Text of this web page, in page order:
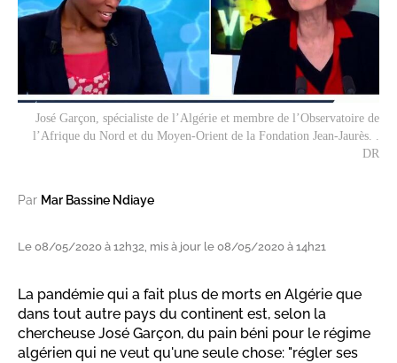
José Garçon, spécialiste de l’Algérie et membre de l’Observatoire de
l’Afrique du Nord et du Moyen-Orient de la Fondation Jean-Jaurès. .
DR
Par Mar Bassine Ndiaye
Le 08/05/2020 à 12h32, mis à jour le 08/05/2020 à 14h21
La pandémie qui a fait plus de morts en Algérie que
dans tout autre pays du continent est, selon la
chercheuse José Garçon, du pain béni pour le régime
algérien qui ne veut qu'une seule chose: "régler ses